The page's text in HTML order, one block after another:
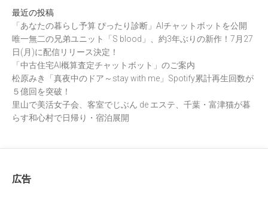
最近の投稿
「あなたの暮らし予算 ぴったり診断」AIチャットボットを公開
唯一無二の兄弟ユニット「S blood」、約3年ぶりの新作！7月27
日(月)に配信リリース決定！
「中古住宅AI概算査定チャットボット」のご案内
松原みき「真夜中のドア～stay with me」Spotify累計再生回数が
５億回を突破！
里山で美活女子会、客室でじぶん de エステ、千葉・富津猫が暮
らす和心村で日帰り・宿泊展開
広告